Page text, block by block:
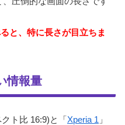
と、特に長さが目立ちま
情報量
クト比 16:9)と「Xperia 1 」